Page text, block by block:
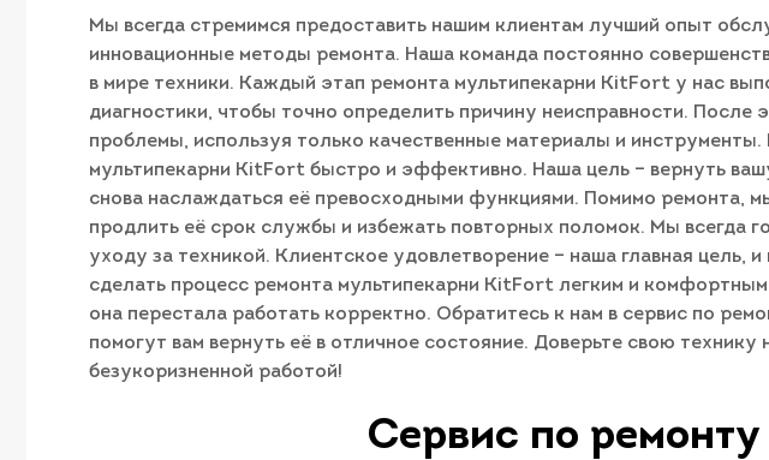
Мы всегда стремимся предоставить нашим клиентам лучший опыт
инновационные методы ремонта. Наша команда постоянно
в мире техники. Каждый этап ремонта мультипекарни KitFort у нас
диагностики, чтобы точно определить причину неисправности.
проблемы, используя только качественные материалы и
мультипекарни KitFort быстро и эффективно. Наша цель – вернуть
снова наслаждаться её превосходными функциями. Помимо ремонта,
продлить её срок службы и избежать повторных поломок. Мы всегда
уходу за техникой. Клиентское удовлетворение – наша главная
сделать процесс ремонта мультипекарни KitFort легким и
она перестала работать корректно. Обратитесь к нам в сервис по
помогут вам вернуть её в отличное состояние. Доверьте свою
безукоризненной работой!
Сервис по